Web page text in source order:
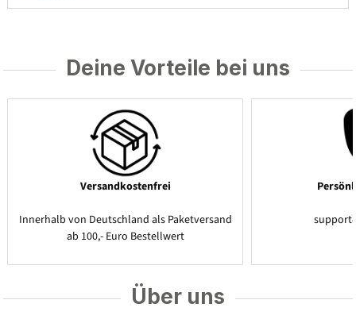
Deine Vorteile bei uns
Versandkostenfrei
Innerhalb von Deutschland als Paketversand
ab 100,- Euro Bestellwert
Über uns